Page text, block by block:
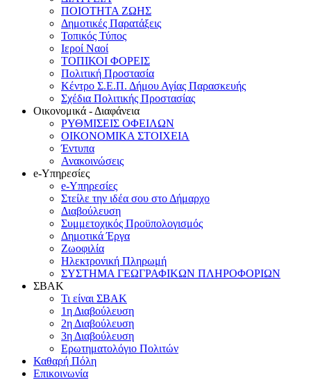
ΠΟΙΟΤΗΤΑ ΖΩΗΣ
Δημοτικές Παρατάξεις
Τοπικός Τύπος
Ιεροί Ναοί
ΤΟΠΙΚΟΙ ΦΟΡΕΙΣ
Πολιτική Προστασία
Κέντρο Σ.Ε.Π. Δήμου Αγίας Παρασκευής
Σχέδια Πολιτικής Προστασίας
Οικονομικά - Διαφάνεια
ΡΥΘΜΙΣΕΙΣ ΟΦΕΙΛΩΝ
ΟΙΚΟΝΟΜΙΚΑ ΣΤΟΙΧΕΙΑ
Έντυπα
Ανακοινώσεις
e-Υπηρεσίες
e-Υπηρεσίες
Στείλε την ιδέα σου στο Δήμαρχο
Διαβούλευση
Συμμετοχικός Προϋπολογισμός
Δημοτικά Έργα
Ζωοφιλία
Ηλεκτρονική Πληρωμή
ΣΥΣΤΗΜΑ ΓΕΩΓΡΑΦΙΚΩΝ ΠΛΗΡΟΦΟΡΙΩΝ
ΣΒΑΚ
Τι είναι ΣΒΑΚ
1η Διαβούλευση
2η Διαβούλευση
3η Διαβούλευση
Ερωτηματολόγιο Πολιτών
Καθαρή Πόλη
Επικοινωνία